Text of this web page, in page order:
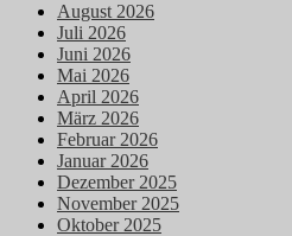
August 2026
Juli 2026
Juni 2026
Mai 2026
April 2026
März 2026
Februar 2026
Januar 2026
Dezember 2025
November 2025
Oktober 2025